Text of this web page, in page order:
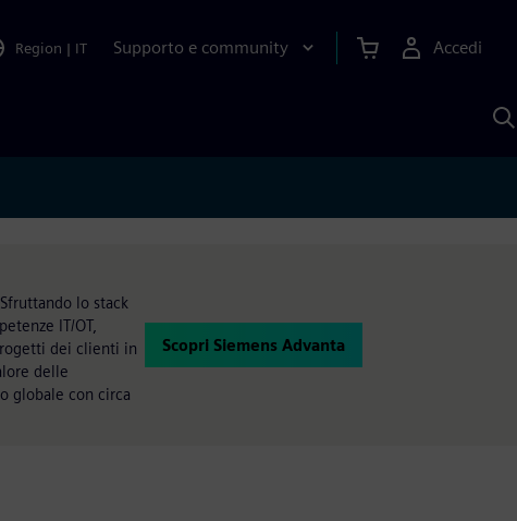
Region | IT Supporto e community Accedi
lo stack
IT/OT,
dei clienti in
delle
globale con circa
Scopri Siemens Advanta